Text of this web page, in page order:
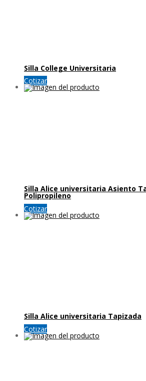
Silla College Universitaria
Cotizar
Silla Alice universitaria Asiento
Polipropileno
Cotizar
Silla Alice universitaria Tapizada
Cotizar